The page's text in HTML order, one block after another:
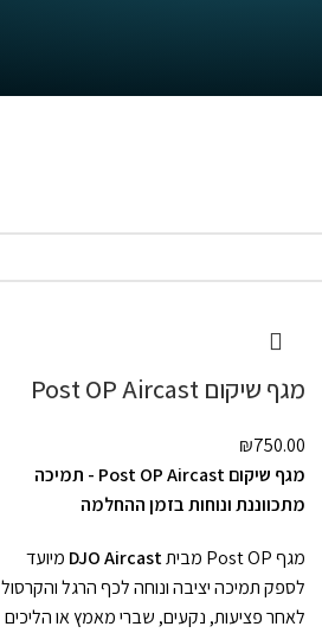
מגף שיקום Post OP Aircast
₪750.00
מגף שיקום Post OP Aircast - תמיכה
מתכווננת ונוחות בזמן ההחלמה
מגף Post OP מבית DJO Aircast מיועד
לספק תמיכה יציבה ונוחה לכף הרגל והקרסול
לאחר פציעות, נקעים, שברי מאמץ או הליכים